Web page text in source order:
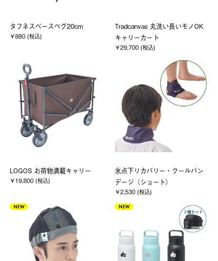
タフネスベースペグ20cm
￥880 (税込)
Tradcanvas 丸洗い長いモノOK
キャリーカート
￥29,700 (税込)
LOGOS お荷物満載キャリー
￥19,800 (税込)
氷点下リカバリー・クールバン
デージ（ショート）
￥2,530 (税込)
NEW NEW